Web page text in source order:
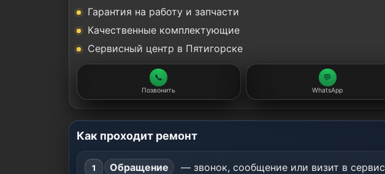
Гарантия на работу и запчасти
Качественные комплектующие
Сервисный центр в Пятигорске
📞
Позвонить
💬
WhatsApp
Как проходит ремонт
Обращение — звонок, сообщение или визит в сервис